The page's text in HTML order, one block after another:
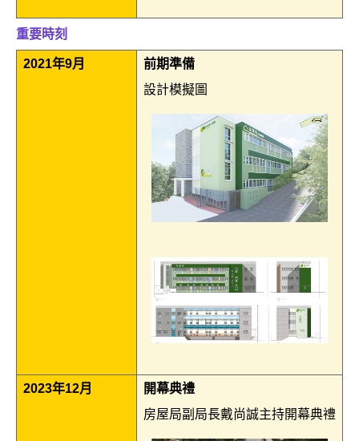
重要時刻
2021年9月
前期準備
設計模擬圖
2023年12月
開幕典禮
房屋局副局長戴尚誠主持開幕典禮